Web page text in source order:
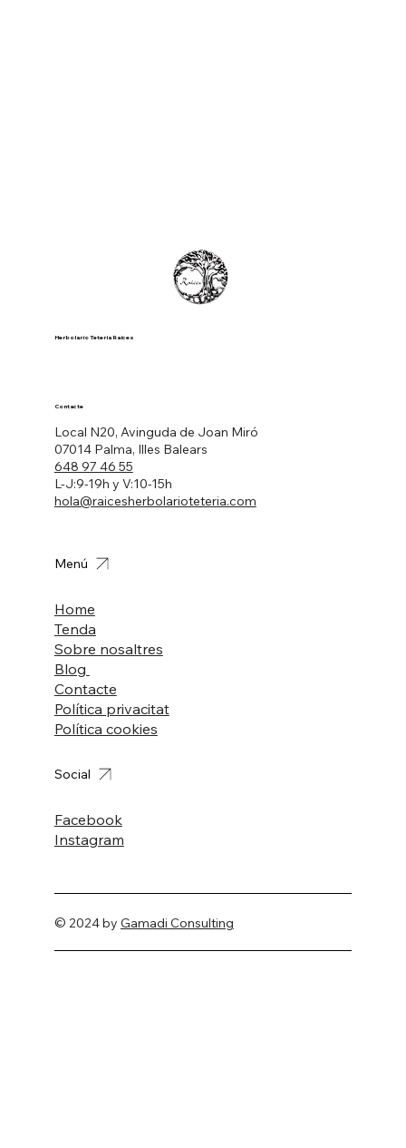
Herbolario Tetería Raíces
© 2024 by Gamadi Consulting
Local N20, Avinguda de Joan Miró
07014 Palma, Illes Balears
648 97 46 55
L-J:9-19h y V:10-15h
hola@raicesherbolarioteteria.com
Contacte
Home
Tenda
Sobre nosaltres
Blog
Contacte
Política privacitat
Política cookies
Menú
Facebook
Instagram
Social